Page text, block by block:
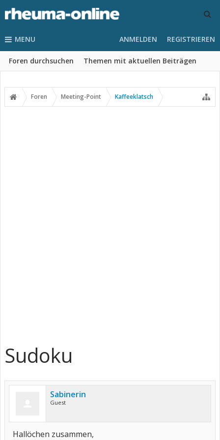
MENU
Foren durchsuchen Themen mit aktuellen Beiträgen
ANMELDEN REGISTRIEREN
Foren Meeting-Point Kaffeeklatsch
Sudoku
Sabinerin
Guest
Hallöchen zusammen,